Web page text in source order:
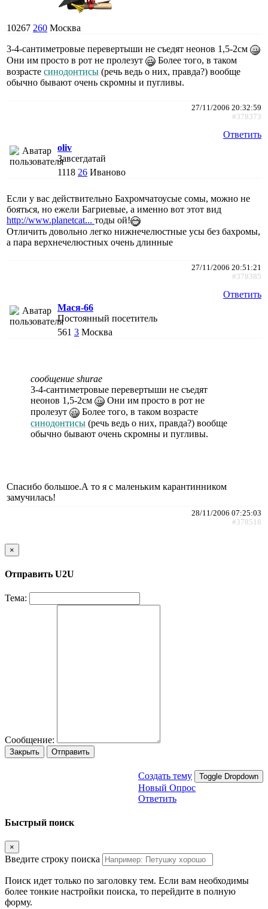
10267 260 Москва
3-4-сантиметровые перевертыши не съедят неонов 1,5-2см
Они им просто в рот не пролезут
Более того, в таком
возрасте синодонтисы (речь ведь о них, правда?) вообще
обычно бывают очень скромны и пугливы.
27/11/2006 20:32:59
#378373
Ответить
oliv
Завсегдатай
1118 26 Иваново
Если у вас действительно Бахромчатоусые сомы, можно не
бояться, но ежели Багриевые, а именно вот этот вид
http://www.planetcat... тоды ой!
Отличить довольно легко нижнечелюстные усы без бахромы,
а пара верхнечелюстных очень длинные
27/11/2006 20:51:21
#378385
Ответить
Мася-66
Постоянный посетитель
561 3 Москва
сообщение shurae
3-4-сантиметровые перевертыши не съедят
неонов 1,5-2см
Они им просто в рот не
пролезут
Более того, в таком возрасте
синодонтисы (речь ведь о них, правда?) вообще
обычно бывают очень скромны и пугливы.
Спасибо большое.А то я с маленьким карантинником
замучилась!
28/11/2006 07:25:03
#378518
×
Отправить U2U
Тема:
Сообщение:
Закрыть Отправить
Создать тему Toggle Dropdown
Новый Опрос
Ответить
Быстрый поиск
×
Введите строку поиска
Поиск идет только по заголовку тем. Если вам необходимы
более тонкие настройки поиска, то перейдите в полную
форму.